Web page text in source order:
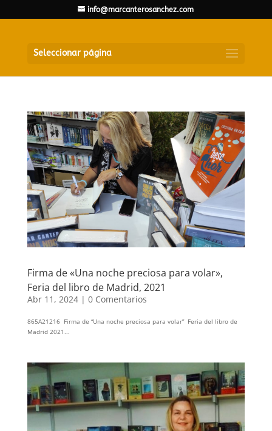
info@marcanterosanchez.com
Seleccionar página
Firma de «Una noche preciosa para volar»,
Feria del libro de Madrid, 2021
Abr 11, 2024| 0 Comentarios
865A21216 Firma de “Una noche preciosa para volar” Feria del libro de
Madrid 2021...